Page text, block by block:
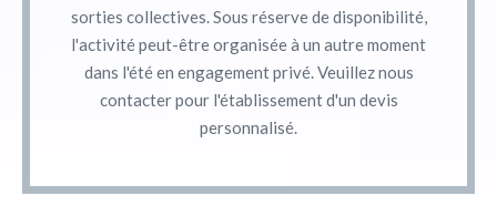
sorties collectives. Sous réserve de disponibilité,
l'activité peut-être organisée à un autre moment
dans l'été en engagement privé. Veuillez nous
contacter pour l'établissement d'un devis
personnalisé.